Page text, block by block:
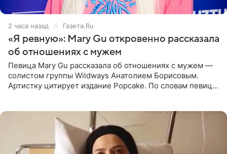
2 часа назад Газета.Ru
«Я ревную»: Mary Gu откровенно рассказала
об отношениях с мужем
Певица Mary Gu рассказала об отношениях с мужем —
солистом группы Wildways Анатолием Борисовым.
Артистку цитирует издание Popcake. По словам певицы,